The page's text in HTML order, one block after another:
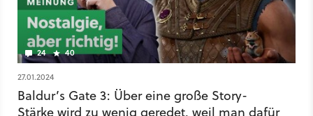
24 40
27.01.2024
Baldur’s Gate 3: Über eine große Story-
Stärke wird zu wenig geredet, weil man dafür